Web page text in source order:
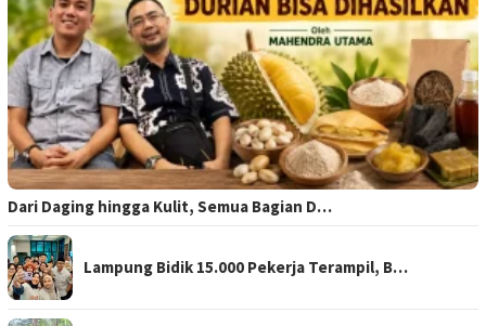
Dari Daging hingga Kulit, Semua Bagian D…
Lampung Bidik 15.000 Pekerja Terampil, B…